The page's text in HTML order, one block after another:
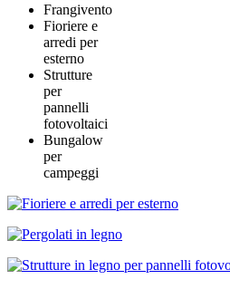
Frangivento
Fioriere e
arredi per
esterno
Strutture
per
pannelli
fotovoltaici
Bungalow
per
campeggi